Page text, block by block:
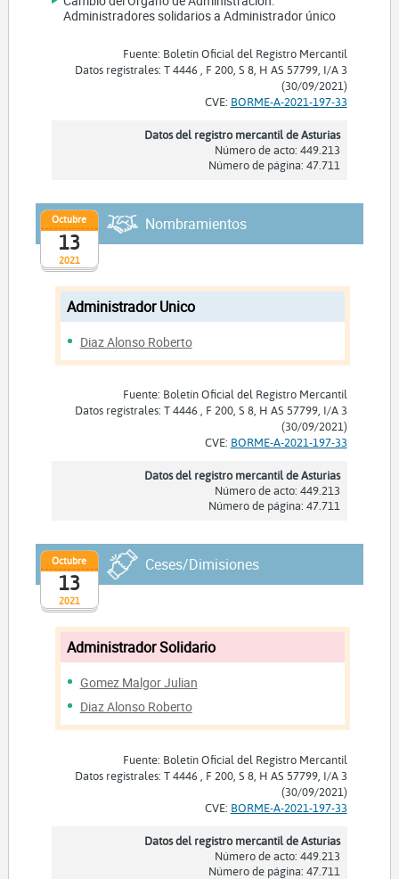
Administradores solidarios a Administrador único
Fuente: Boletín Oficial del Registro Mercantil
Datos registrales: T 4446 , F 200, S 8, H AS 57799, I/A 3
(30/09/2021)
CVE: BORME-A-2021-197-33
Datos del registro mercantil de Asturias
Número de acto: 449.213
Número de página: 47.711
2021
Octubre
13
Nombramientos
Administrador Unico
Diaz Alonso Roberto
Fuente: Boletín Oficial del Registro Mercantil
Datos registrales: T 4446 , F 200, S 8, H AS 57799, I/A 3
(30/09/2021)
CVE: BORME-A-2021-197-33
Datos del registro mercantil de Asturias
Número de acto: 449.213
Número de página: 47.711
2021
Octubre
13
Ceses/Dimisiones
Administrador Solidario
Gomez Malgor Julian
Diaz Alonso Roberto
Fuente: Boletín Oficial del Registro Mercantil
Datos registrales: T 4446 , F 200, S 8, H AS 57799, I/A 3
(30/09/2021)
CVE: BORME-A-2021-197-33
Datos del registro mercantil de Asturias
Número de acto: 449.213
Número de página: 47.711